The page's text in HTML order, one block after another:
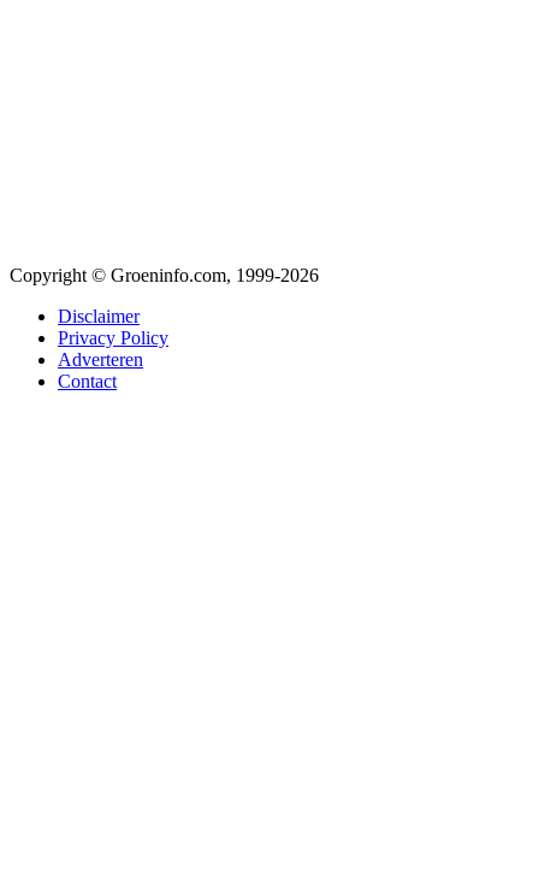
Copyright © Groeninfo.com, 1999-2026
Disclaimer
Privacy Policy
Adverteren
Contact